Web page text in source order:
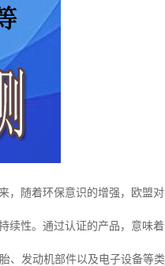
，随着环保意识的增强，欧盟对
续性。通过认证的产品，意味着
、发动机部件以及电子设备等类